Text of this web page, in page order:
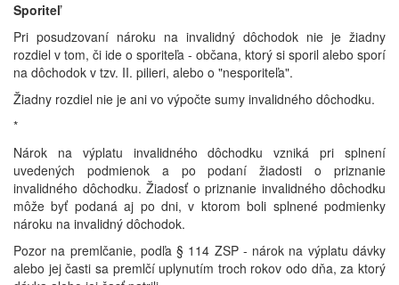
Sporiteľ
Pri posudzovaní nároku na invalidný dôchodok nie je žiadny
rozdiel v tom, či ide o sporiteľa - občana, ktorý si sporil alebo sporí
na dôchodok v tzv. II. pilieri, alebo o "nesporiteľa".
Žiadny rozdiel nie je ani vo výpočte sumy invalidného dôchodku.
*
Nárok na výplatu invalidného dôchodku vzniká pri splnení
uvedených podmienok a po podaní žiadosti o priznanie
invalidného dôchodku. Žiadosť o priznanie invalidného dôchodku
môže byť podaná aj po dni, v ktorom boli splnené podmienky
nároku na invalidný dôchodok.
Pozor na premlčanie, podľa § 114 ZSP - nárok na výplatu dávky
alebo jej časti sa premlčí uplynutím troch rokov odo dňa, za ktorý